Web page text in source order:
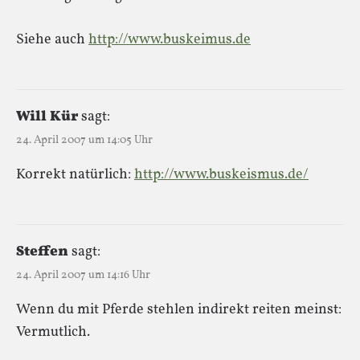
Siehe auch http://www.buskeimus.de
Will Kürsagt:
24. April 2007 um 14:05 Uhr
Korrekt natürlich: http://www.buskeismus.de/
Steffensagt:
24. April 2007 um 14:16 Uhr
Wenn du mit Pferde stehlen indirekt reiten meinst:
Vermutlich.